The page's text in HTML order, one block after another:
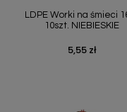
LDPE Worki na śmieci
10szt. NIEBIESKIE
Cena
5,55 zł